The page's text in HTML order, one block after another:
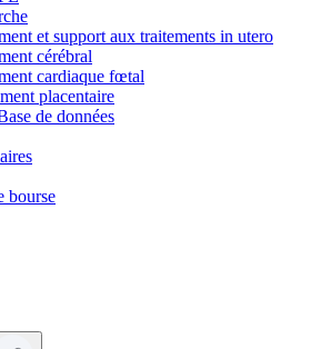
et support aux traitements in utero
cérébral
cardiaque fœtal
placentaire
de données
bourse